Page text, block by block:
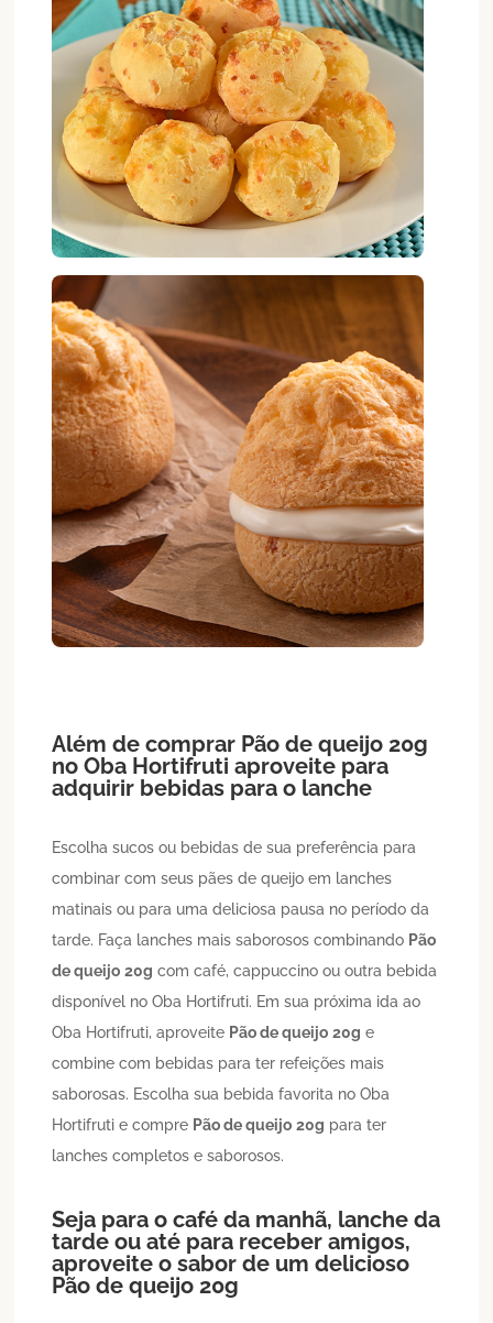
Além de comprar Pão de queijo 20g
no Oba Hortifruti aproveite para
adquirir bebidas para o lanche
Escolha sucos ou bebidas de sua preferência para
combinar com seus pães de queijo em lanches
matinais ou para uma deliciosa pausa no período da
tarde. Faça lanches mais saborosos combinando Pão
de queijo 20g com café, cappuccino ou outra bebida
disponível no Oba Hortifruti. Em sua próxima ida ao
Oba Hortifruti, aproveite Pão de queijo 20g e
combine com bebidas para ter refeições mais
saborosas. Escolha sua bebida favorita no Oba
Hortifruti e compre Pão de queijo 20g para ter
lanches completos e saborosos.
Seja para o café da manhã, lanche da
tarde ou até para receber amigos,
aproveite o sabor de um delicioso
Pão de queijo 20g